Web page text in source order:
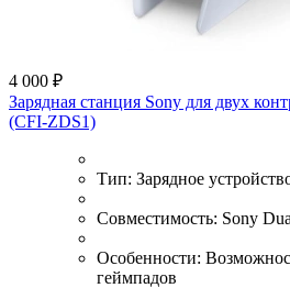
4 000 ₽
Зарядная станция Sony для двух
(CFI-ZDS1)
Тип: Зарядное
Совместимость: Sony
Особенности:
геймпадов